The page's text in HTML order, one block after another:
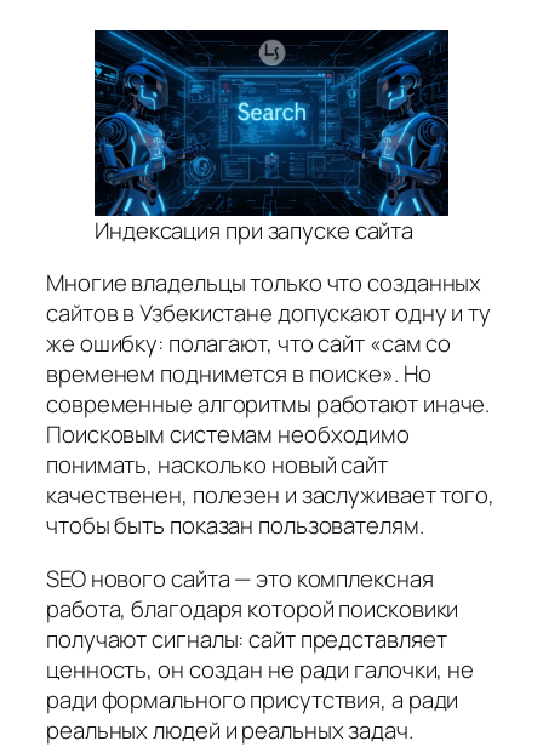
Индексация при запуске сайта
Многие владельцы только что созданных
сайтов в Узбекистане допускают одну и ту
же ошибку: полагают, что сайт «сам со
временем поднимется в поиске». Но
современные алгоритмы работают иначе.
Поисковым системам необходимо
понимать, насколько новый сайт
качественен, полезен и заслуживает того,
чтобы быть показан пользователям.
SEO нового сайта — это комплексная
работа, благодаря которой поисковики
получают сигналы: сайт представляет
ценность, он создан не ради галочки, не
ради формального присутствия, а ради
реальных людей и реальных задач.